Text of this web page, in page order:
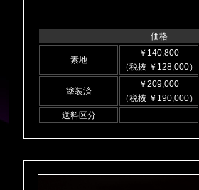
価格
素地
￥140,800
（税抜 ￥128,000）
塗装済
￥209,000
（税抜 ￥190,000）
送料区分